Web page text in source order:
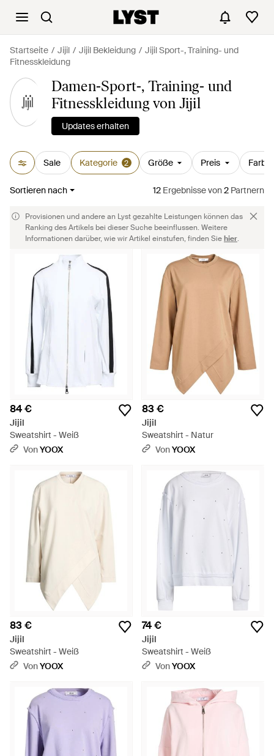
Startseite Jijil Jijil Bekleidung
Jijil Sport-, Training- und
Fitnesskleidung
Damen-Sport-, Training- und
Fitnesskleidung von Jijil
Updates erhalten
Sale Kategorie 2 Größe Preis Farbe
Sortieren nach 12 Ergebnissevon2 Partnern
Provisionen und andere an Lyst gezahlte Leistungen können das
Ranking des Artikels bei dieser Suche beeinflussen. Weitere
Informationen darüber, wie wir Artikel einstufen, finden Siehier.
84 €
Jijil
Sweatshirt - Weiß
VonYOOX
83 €
Jijil
Sweatshirt - Natur
VonYOOX
83 €
Jijil
Sweatshirt - Weiß
VonYOOX
74 €
Jijil
Sweatshirt - Weiß
VonYOOX